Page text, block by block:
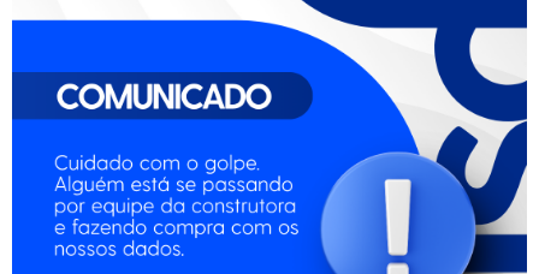
Poradmin EmDecoração
Postou8 de janeiro de 2021
Como a pandemia influencia as